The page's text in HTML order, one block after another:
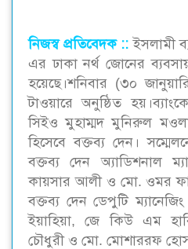
নিজস্ব প্রতিবেদক ::ইসলামী
এর ঢাকা নর্থ জোনের
হয়েছে।শনিবার (৩০
টাওয়ারে অনুষ্ঠিত
সিইও মুহাম্মদ মুনিরুল
হিসেবে বক্তব্য দেন।
বক্তব্য দেন অ্যাডিশনাল
কায়সার আলী ও মো. ওমর
বক্তব্য দেন ডেপুটি
ইয়াহিয়া, জে কিউ এম
চৌধুরী ও মো. মোশাররফ